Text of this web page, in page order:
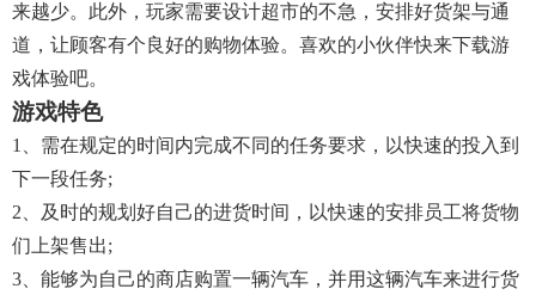
来越少。此外，玩家需要设计超市的不急，安排好货架与通
道，让顾客有个良好的购物体验。喜欢的小伙伴快来下载游
戏体验吧。
游戏特色
1、需在规定的时间内完成不同的任务要求，以快速的投入到
下一段任务;
2、及时的规划好自己的进货时间，以快速的安排员工将货物
们上架售出;
3、能够为自己的商店购置一辆汽车，并用这辆汽车来进行货